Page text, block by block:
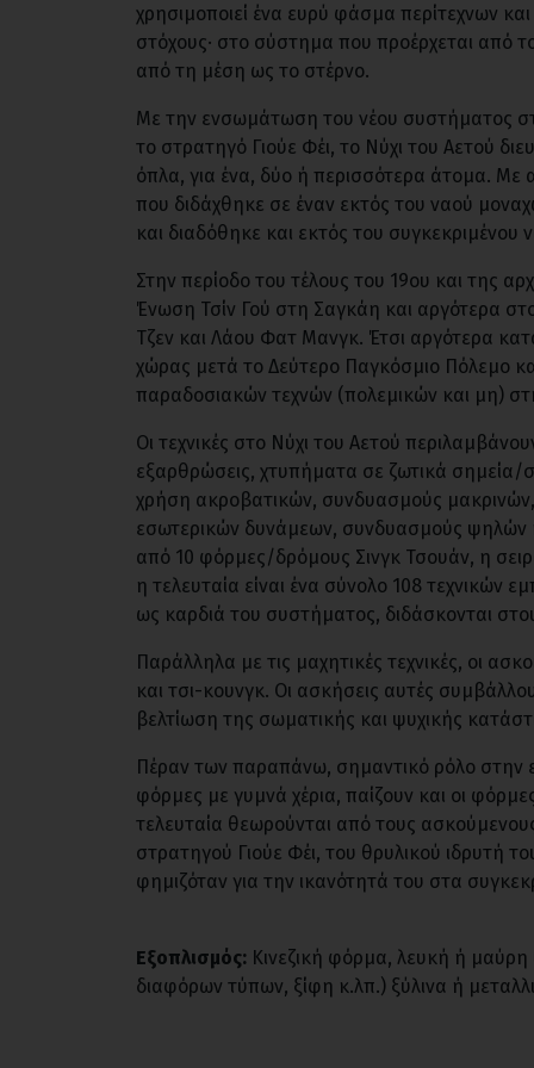
χρησιμοποιεί ένα ευρύ φάσμα περίτεχνων
στόχους· στο σύστημα που προέρχεται από
από τη μέση ως το στέρνο.
Με την ενσωμάτωση του νέου συστήματος
το στρατηγό Γιούε Φέι, το Νύχι του Αετού
όπλα, για ένα, δύο ή περισσότερα άτομα. Με
που διδάχθηκε σε έναν εκτός του ναού
και διαδόθηκε και εκτός του συγκεκριμένου
Στην περίοδο του τέλους του 19ου και της
Ένωση Τσίν Γού στη Σαγκάη και αργότερα
Τζεν και Λάου Φατ Μανγκ. Έτσι αργότερα
χώρας μετά το Δεύτερο Παγκόσμιο Πόλεμο
παραδοσιακών τεχνών (πολεμικών και μη)
Οι τεχνικές στο Νύχι του Αετού
εξαρθρώσεις, χτυπήματα σε ζωτικά σημεία/
χρήση ακροβατικών, συνδυασμούς
εσωτερικών δυνάμεων, συνδυασμούς
από 10 φόρμες/δρόμους Σινγκ Τσουάν, η
η τελευταία είναι ένα σύνολο 108
ως καρδιά του συστήματος, διδάσκονται
Παράλληλα με τις μαχητικές τεχνικές, οι
και τσι-κουνγκ. Οι ασκήσεις αυτές
βελτίωση της σωματικής και ψυχικής
Πέραν των παραπάνω, σημαντικό ρόλο στην
φόρμες με γυμνά χέρια, παίζουν και οι
τελευταία θεωρούνται από τους
στρατηγού Γιούε Φέι, του θρυλικού ιδρυτή
φημιζόταν για την ικανότητά του στα
Εξοπλισμός: Κινεζική φόρμα, λευκή ή
διαφόρων τύπων, ξίφη κ.λπ.) ξύλινα ή